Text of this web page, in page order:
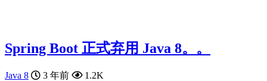
Spring Boot 正式弃用 Java 8。。
Java 8 3 年前 1.2K